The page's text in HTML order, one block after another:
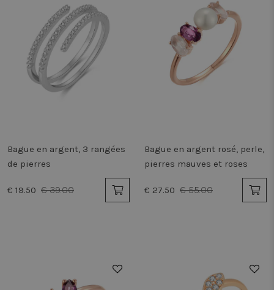
Bague en argent, 3 rangées
de pierres
€ 19.50 € 39.00
Bague en argent rosé, perle,
pierres mauves et roses
€ 27.50 € 55.00